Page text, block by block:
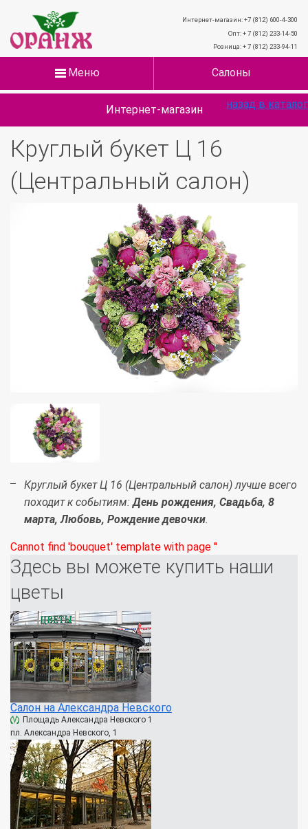
Интернет-магазин: +7 (812) 600-4-300
Опт: + 7 (812) 233-14-50
Розница: + 7 (812) 233-94-11
Меню Салоны
Интернет-магазин
Круглый букет Ц 16
(Центральный салон)
назад в каталог
Круглый букет Ц 16 (Центральный салон) лучше всего
походит к событиям:День рождения, Свадьба, 8
марта, Любовь, Рождение девочки.
Cannot find 'bouquet' template with page ''
Здесь вы можете купить наши
цветы
Салон на Александра Невского
Площадь Александра Невского 1
пл. Александра Невского, 1